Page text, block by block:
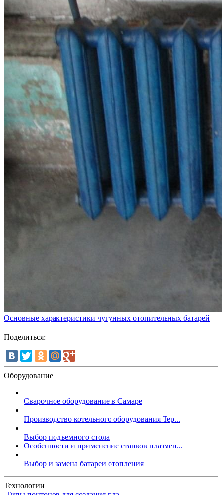
Основные характеристики чугунных отопительных батарей
Поделиться:
Оборудование
Сварочное оборудование в Самаре
Производство котельного оборудования Тер...
Выбор подъемного стола
Особенности и применение станков плазмен...
Выбор и замена батареи отопления
Технологии